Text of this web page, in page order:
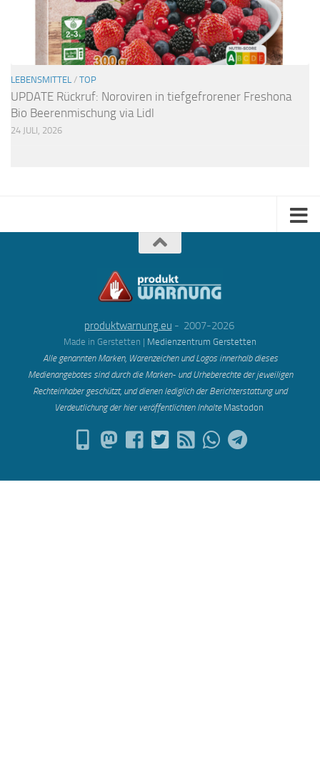
LEBENSMITTEL / TOP
UPDATE Rückruf: Noroviren in tiefgefrorener Freshona
Bio Beerenmischung via Lidl
24 JULI, 2026
produktwarnung.eu - 2007-2026
Made in Gerstetten | Medienzentrum Gerstetten
Alle genannten Marken, Warenzeichen und Logos innerhalb dieses
Medienangebotes sind durch die Marken- und Urheberechte der jeweiligen
Rechteinhaber geschützt, und dienen lediglich der Berichterstattung und
Verdeutlichung der hier veröffentlichten Inhalte Mastodon